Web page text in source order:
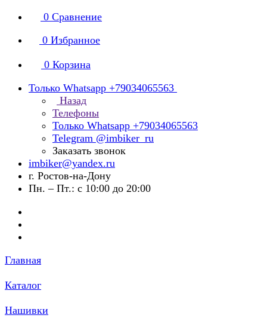
0 Сравнение
0 Избранное
0 Корзина
Только Whatsapp +79034065563
Назад
Телефоны
Только Whatsapp +79034065563
Telegram @imbiker_ru
Заказать звонок
imbiker@yandex.ru
г. Ростов-на-Дону
Пн. – Пт.: с 10:00 до 20:00
Главная
Каталог
Нашивки